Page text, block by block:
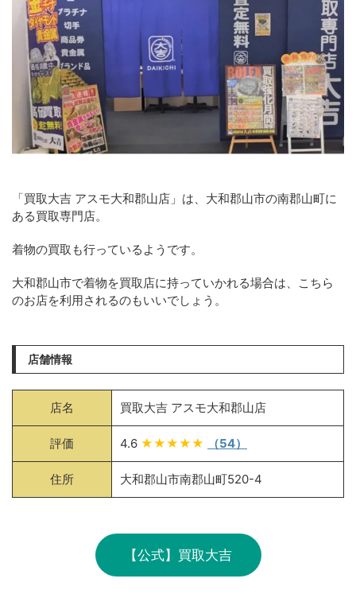
「買取大吉 アスモ大和郡山店」は、大和郡山市の南郡山町に
ある買取専門店。
着物の買取も行っているようです。
大和郡山市で着物を買取店に持っていかれる場合は、こちら
のお店を利用されるのもいいでしょう。
店舗情報
店名 買取大吉 アスモ大和郡山店
評価 4.6 ★★★★★ （54）
住所 大和郡山市南郡山町520-4
【公式】買取大吉